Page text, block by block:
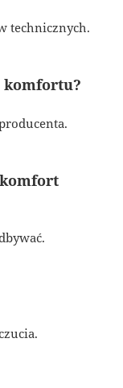
technicznych.
komfortu?